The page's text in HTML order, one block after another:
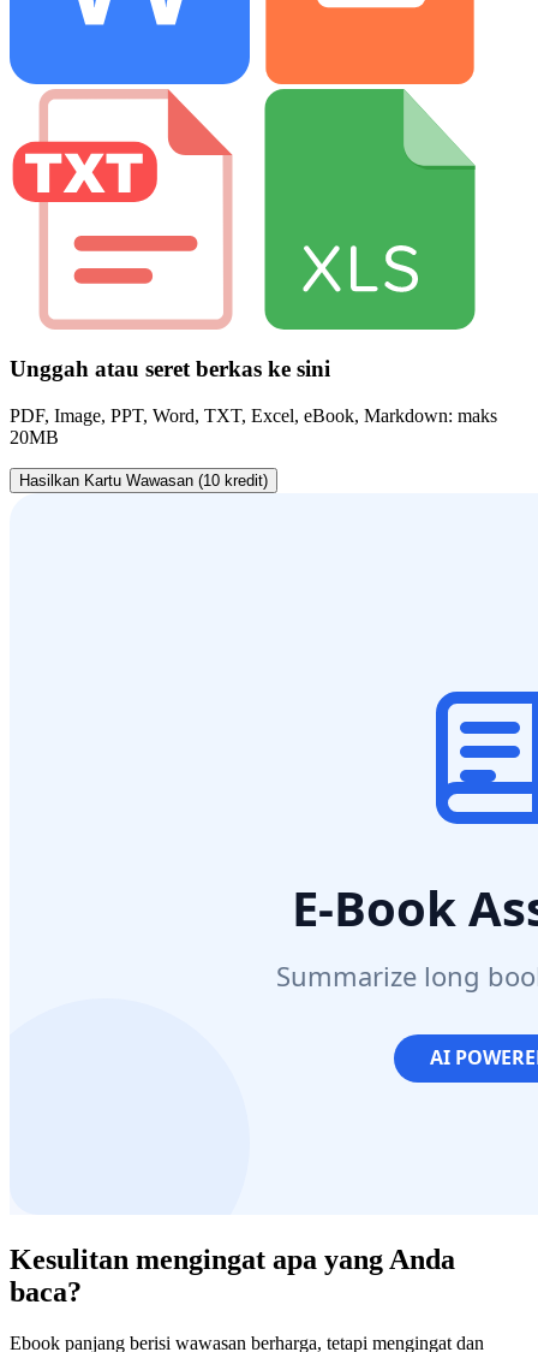
Unggah atau seret berkas ke sini
PDF, Image, PPT, Word, TXT, Excel, eBook, Markdown: maks
20MB
Hasilkan Kartu Wawasan (10 kredit)
Kesulitan mengingat apa yang Anda
baca?
Ebook panjang berisi wawasan berharga, tetapi mengingat dan